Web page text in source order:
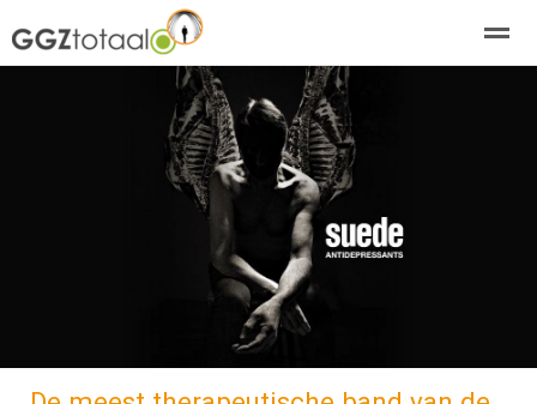
abonneren agenda
Nieuws Zoeken